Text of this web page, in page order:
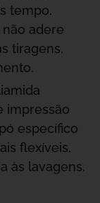
tempo.
adere
tiragens,
impressão
específico
flexíveis,
às lavagens.